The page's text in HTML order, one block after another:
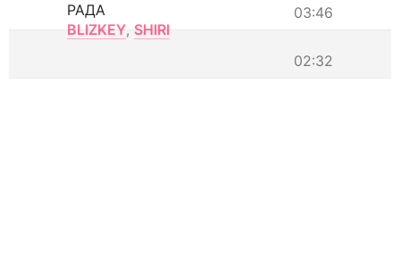
03:46
РАДА
BLIZKEY, SHIRI
02:32